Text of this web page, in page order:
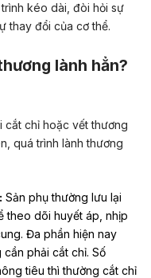
kéo dài, đòi hỏi sự
thay đổi của cơ thể.
lành hẳn?
cắt chỉ hoặc vết thương
quá trình lành thương
Sản phụ thường lưu lại
theo dõi huyết áp, nhịp
Đa phần hiện nay
phải cắt chỉ. Số
tiêu thì thường cắt chỉ